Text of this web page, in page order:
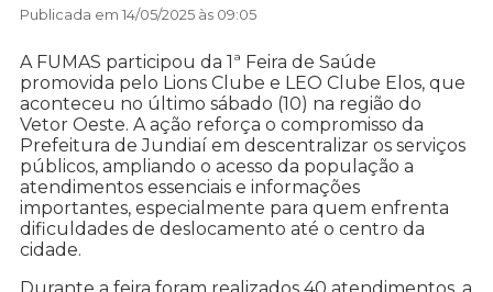
Publicada em 14/05/2025 às 09:05
A FUMAS participou da 1ª Feira de Saúde
promovida pelo Lions Clube e LEO Clube Elos, que
aconteceu no último sábado (10) na região do
Vetor Oeste. A ação reforça o compromisso da
Prefeitura de Jundiaí em descentralizar os serviços
públicos, ampliando o acesso da população a
atendimentos essenciais e informações
importantes, especialmente para quem enfrenta
dificuldades de deslocamento até o centro da
cidade.